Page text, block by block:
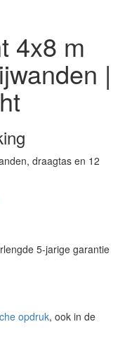
4x8 m
|
draagtas en 12
5-jarige garantie
opdruk, ook in de